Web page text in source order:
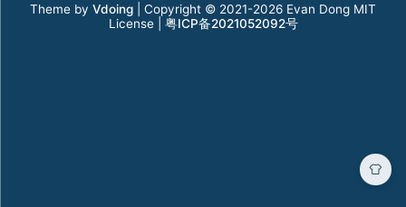
Theme by Vdoing | Copyright © 2021-2026 Evan Dong MIT
License | 粤ICP备2021052092号